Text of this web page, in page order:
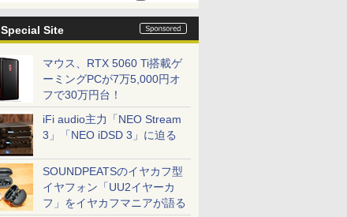
Special Site
マウス、RTX 5060 Ti搭載ゲ
ーミングPCが7万5,000円オ
フで30万円台！
iFi audio主力「NEO Stream
3」「NEO iDSD 3」に迫る
SOUNDPEATSのイヤカフ型
イヤフォン「UU2イヤーカ
フ」をイヤカフマニアが語る